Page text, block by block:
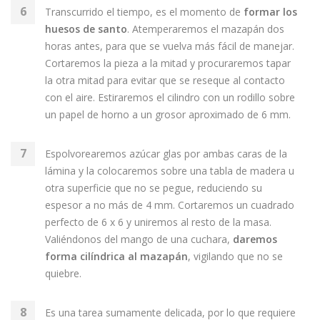
Transcurrido el tiempo, es el momento de formar los
huesos de santo. Atemperaremos el mazapán dos
horas antes, para que se vuelva más fácil de manejar.
Cortaremos la pieza a la mitad y procuraremos tapar
la otra mitad para evitar que se reseque al contacto
con el aire. Estiraremos el cilindro con un rodillo sobre
un papel de horno a un grosor aproximado de 6 mm.
Espolvorearemos azúcar glas por ambas caras de la
lámina y la colocaremos sobre una tabla de madera u
otra superficie que no se pegue, reduciendo su
espesor a no más de 4 mm. Cortaremos un cuadrado
perfecto de 6 x 6 y uniremos al resto de la masa.
Valiéndonos del mango de una cuchara, daremos
forma cilíndrica al mazapán, vigilando que no se
quiebre.
Es una tarea sumamente delicada, por lo que requiere